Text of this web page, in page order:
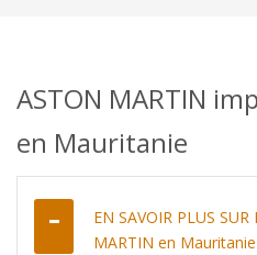
ASTON MARTIN
en Mauritanie
EN SAVOIR PLUS
MARTIN en Mauritanie